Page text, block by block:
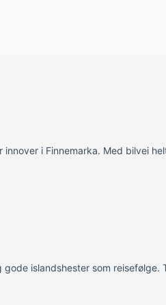
i Finnemarka. Med bilvei
islandshester som